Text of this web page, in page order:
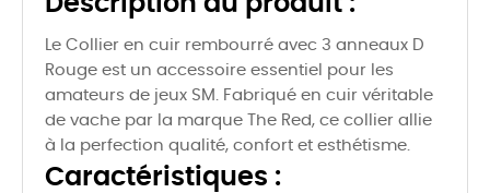
Le Collier en cuir rembourré avec 3 anneaux D
Rouge est un accessoire essentiel pour les
amateurs de jeux SM. Fabriqué en cuir véritable
de vache par la marque The Red, ce collier allie
à la perfection qualité, confort et esthétisme.
Caractéristiques :